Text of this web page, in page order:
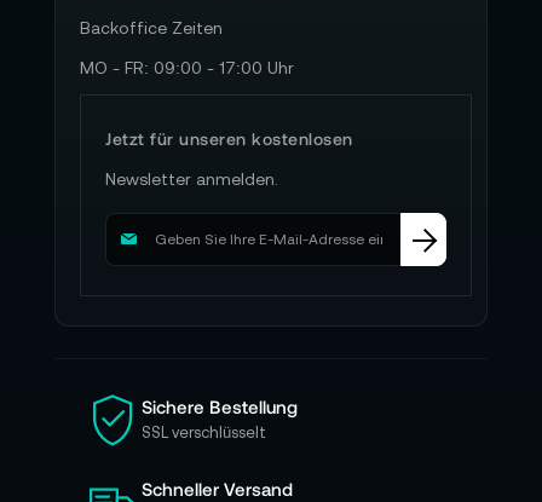
Backoffice Zeiten
MO - FR: 09:00 - 17:00 Uhr
Jetzt für unseren kostenlosen
Newsletter anmelden.
M
d
i
e
s
c
Sichere Bestellung
SSL verschlüsselt
Schneller Versand